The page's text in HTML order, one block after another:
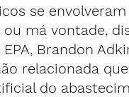
se
má vontade,
EPA, Brandon
relacionada
do